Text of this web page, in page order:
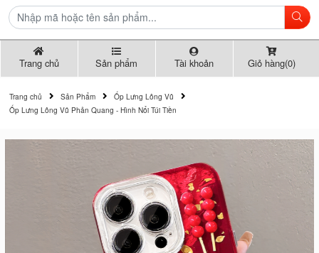
Trang chủ Sản phẩm Tài khoản Giỏ hàng(0)
Trang chủ Sản Phẩm
Ốp Lưng Lông Vũ
Ốp Lưng Lông Vũ Phản Quang - Hình Nổi Túi Tiền